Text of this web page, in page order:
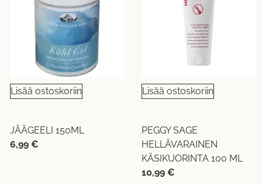
Lisää ostoskoriin
JÄÄGEELI 150ML
6,99 €
Lisää ostoskoriin
PEGGY SAGE
HELLÄVARAINEN
KÄSIKUORINTA 100 ML
10,99€